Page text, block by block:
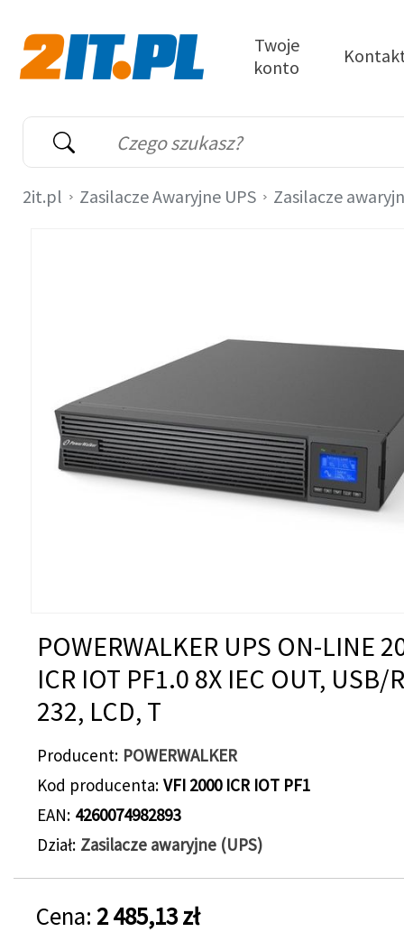
Wyszukiwarka
Słowo kluczowe
Twoje
konto
2it.pl Zasilacze Awaryjne UPS Zasilacze
POWERWALKER UPS ON-LINE
ICR IOT PF1.0 8X IEC OUT, USB/
232, LCD, T
Producent POWERWALKER
Kod producenta VFI 2000 ICR IOT PF1
EAN 4260074982893
Dział Zasilacze awaryjne (UPS)
Cena: 2 485,13 zł